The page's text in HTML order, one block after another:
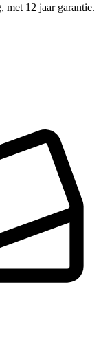
met 12 jaar garantie.